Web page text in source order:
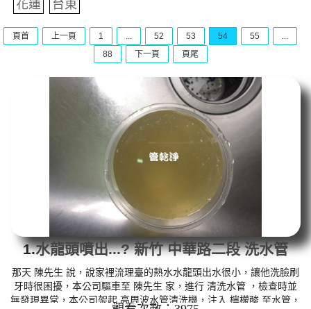
花蓮
台東
頁首 上一頁 1 ... 52 53 54 55
...
88
下一頁 頁尾
1.水龍頭噴出...? 新竹 中華路二段 洗水管
那天 陳先生 說，說家裡流理臺的熱水水龍頭出水很小，讓他洗臉刷
牙時很困擾，本公司驅車至 陳先生 家，進行 清洗水管 ，檢查時並
無發現異常，本公司架起 高周波水管清洗機，注入 檸檬酸 至水管，